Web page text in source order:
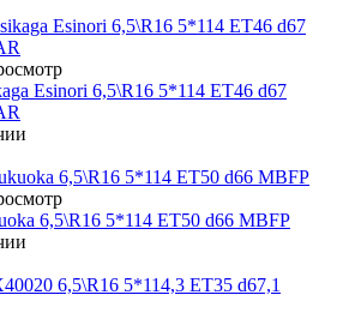
Esinori 6,5\R16 5*114 ET46 d67
6,5\R16 5*114 ET50 d66 MBFP